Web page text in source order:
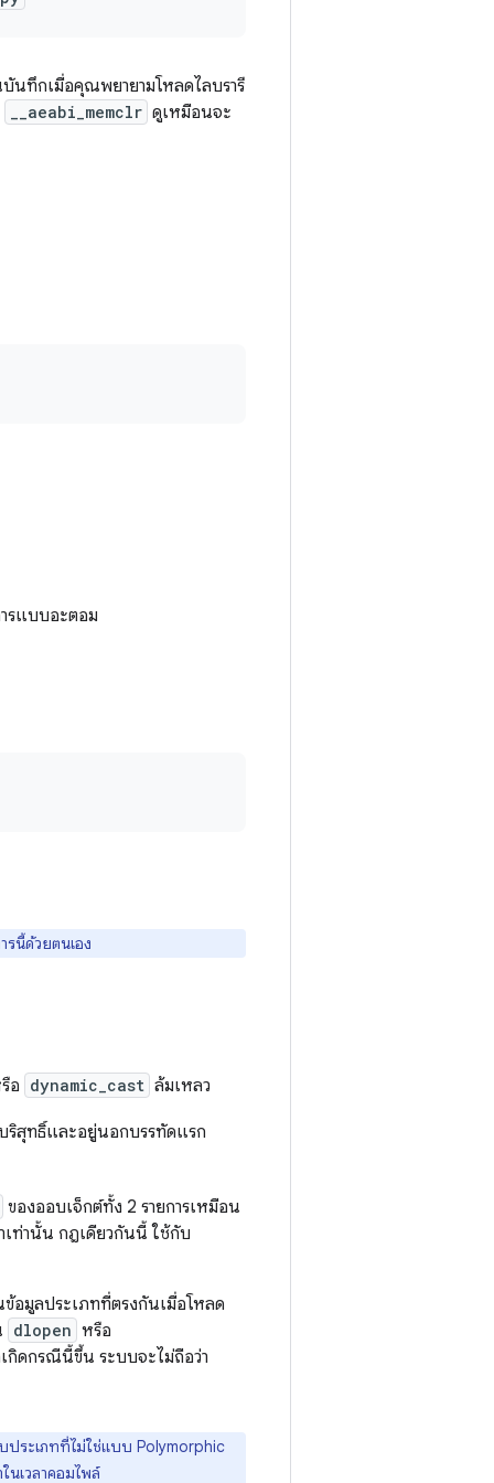
นทึกเมื่อคุณพยายามโหลดไลบรารี
__aeabi_memclr ดูเหมือนจะ
รแบบอะตอม
นี้ด้วยตนเอง
อ dynamic_cast ล้มเหลว
สุทธิ์และอยู่นอกบรรทัดแรก
ของออบเจ็กต์ทั้ง 2 รายการเหมือน
ท่านั้น กฎเดียวกันนี้ ใช้กับ
มูลประเภทที่ตรงกันเมื่อโหลด
dlopen หรือ
กิดกรณีนี้ขึ้น ระบบจะไม่ถือว่า
ประเภทที่ไม่ใช่แบบ Polymorphic
นเวลาคอมไพล์